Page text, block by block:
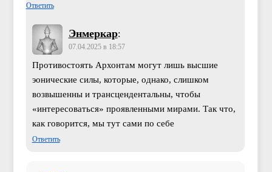
Ответить
Энмеркар:
07.04.2025 в 18:57
Противостоять Архонтам могут лишь высшие
эонические силы, которые, однако, слишком
возвышенны и трансцендентальны, чтобы
«интересоваться» проявленными мирами. Так что,
как говорится, мы тут сами по себе
Ответить